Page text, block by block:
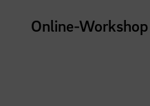
Online-